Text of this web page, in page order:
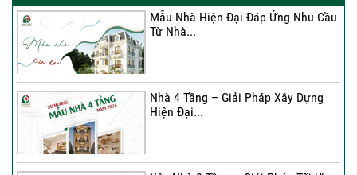
Mẫu Nhà Hiện Đại Đáp Ứng Nhu Cầu
Từ Nhà...
Nhà 4 Tầng – Giải Pháp Xây Dựng
Hiện Đại...